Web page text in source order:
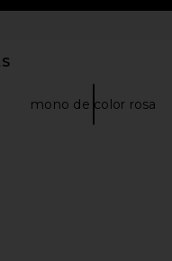
mono de color rosa